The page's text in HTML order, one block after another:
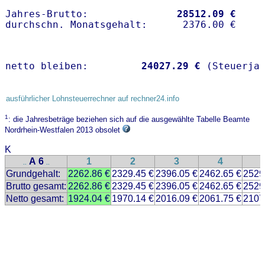
Jahres-Brutto: 28512.09 €
netto bleiben: 24027.29 €
ausführlicher Lohnsteuerrechner auf rechner24.info
1: die Jahresbeträge beziehen sich auf die ausgewählte Tabelle Beamte
Nordrhein-Westfalen 2013 obsolet
K
.. A 6 .. 1 2 3 4
Grundgehalt:
2262.86 € 2329.45 € 2396.05 € 2462.65 €
Brutto gesamt: 2262.86 € 2329.45 € 2396.05 € 2462.65 €
Netto gesamt: 1924.04 € 1970.14 € 2016.09 € 2061.75 €